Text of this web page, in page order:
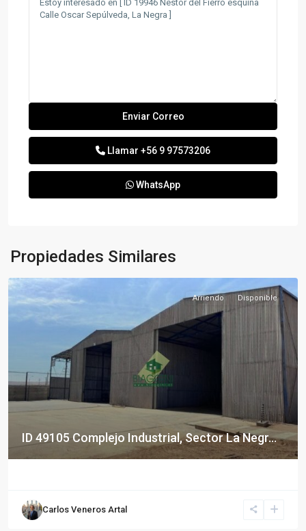
Llamar +56 9 97573206
WhatsApp
Propiedades Similares
Arriendo Disponible
ID 49105 Complejo Industrial, Sector La Negr...
Carlos Veneros Artal